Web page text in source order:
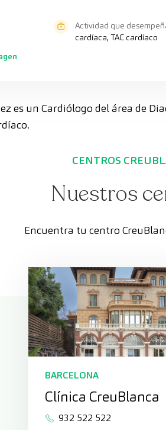
Actividad que
cardíaca, TAC cardíaco
es un Cardiólogo del área de
CENTROS
Nuestros
Encuentra tu centro
BARCELONA
Clínica CreuBlanca
932 522 522